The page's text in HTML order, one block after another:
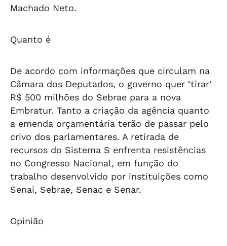
Machado Neto.
Quanto é
De acordo com informações que circulam na
Câmara dos Deputados, o governo quer ‘tirar’
R$ 500 milhões do Sebrae para a nova
Embratur. Tanto a criação da agência quanto
a emenda orçamentária terão de passar pelo
crivo dos parlamentares. A retirada de
recursos do Sistema S enfrenta resistências
no Congresso Nacional, em função do
trabalho desenvolvido por instituições como
Senai, Sebrae, Senac e Senar.
Opinião